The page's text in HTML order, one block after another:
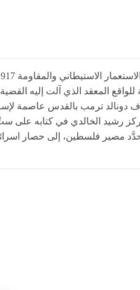
المعقد الذي آلت إليه
دونالد ترمب بالقدس عاصمة
يُركز رشيد الخالدي في كتابه
الأحداث الستة بوعد بلفور سنة 1917 الذي حدَّد مصير